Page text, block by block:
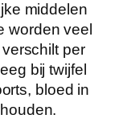
middelen
worden veel
per
bij twijfel
bloed in